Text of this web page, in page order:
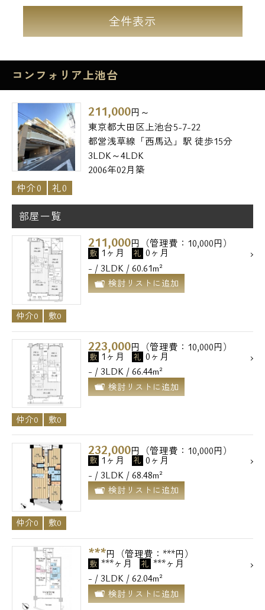
全件表示
コンフォリア上池台
211,000円～
東京都大田区上池台5-7-22
都営浅草線「西馬込」駅 徒歩15分
3LDK～4LDK
2006年02月築
仲介0
礼0
部屋一覧
211,000円（管理費：10,000円）
敷 1ヶ月 礼 0ヶ月
- / 3LDK / 60.61m²
検討リストに追加
仲介0 敷0
223,000円（管理費：10,000円）
敷 1ヶ月 礼 0ヶ月
- / 3LDK / 66.44m²
検討リストに追加
仲介0 敷0
232,000円（管理費：10,000円）
敷 1ヶ月 礼 0ヶ月
- / 3LDK / 68.48m²
検討リストに追加
仲介0 敷0
***円（管理費：***円）
敷 ***ヶ月 礼 ***ヶ月
- / 3LDK / 62.04m²
検討リストに追加
メールでお問い合わせ